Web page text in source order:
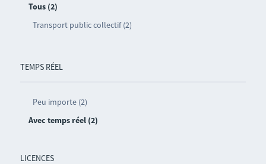
Tous (2)
Transport public collectif (2)
TEMPS RÉEL
Peu importe (2)
Avec temps réel (2)
LICENCES